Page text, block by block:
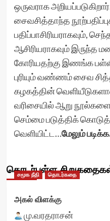
ஒருவராக
சைவசித்தாந்த
பதிப்பாசிரியராகவும்,
ஆசிரியராகவும் இருந்த
கோரியதற்கு இணங்க
புரியும் வண்ணம் சைவ
கழகத்தின்
வரிசையில் ஆறு
செம்மை படுத்திக்
வெளியிட்ட…மேலும்
தொடர்புள்ள
சமூக நீதி தொடர்கதை
அகல் விளக்கு
மு.வரதராசன்